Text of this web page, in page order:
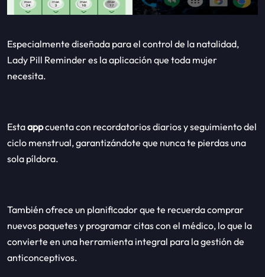
Especialmente diseñada para el control de la natalidad,
Lady Pill Reminder es la aplicación que toda mujer
necesita.
Estaappcuenta con recordatorios diarios y seguimiento del
ciclo menstrual, garantizándote que nunca te pierdas una
sola píldora.
También ofrece un planificador que te recuerda comprar
nuevos paquetes y programar citas con el médico, lo que la
convierte en una herramienta integral para la gestión de
anticonceptivos.